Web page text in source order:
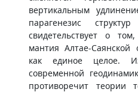
вертикальным
парагенезис
свидетельствует о
мантия Алтае-Саянской
как единое целое.
современной
противоречит теории